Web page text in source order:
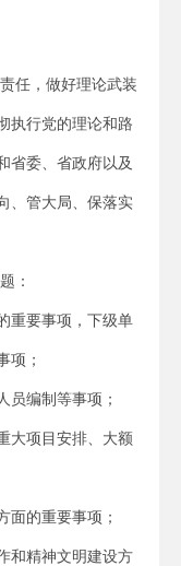
任，做好理论武装
执行党的理论和路
省委、省政府以及
、管大局、保落实
：
重要事项，下级单
项；
员编制等事项；
大项目安排、大额
面的重要事项；
和精神文明建设方